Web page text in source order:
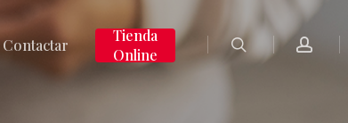
Contactar
Tienda
Online